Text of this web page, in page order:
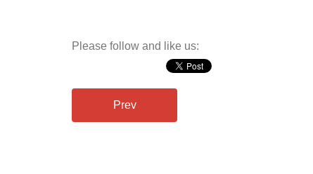
Please follow and like us:
Prev